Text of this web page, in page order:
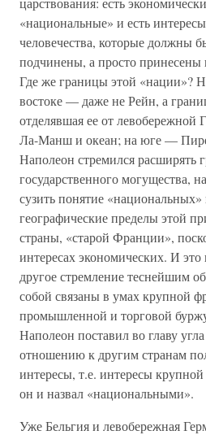
«национальные» и есть
человечества, которые должны
подчинены, а просто
Где же границы этой «нации»?
востоке — даже не Рейн, а
отделявшая ее от
Ла-Манш и океан; на юге —
Наполеон стремился расширять
государственного могущества,
сузить понятие
географические пределы этой
страны, «старой Франции»,
интересах экономических. И
другое стремление теснейшим
собой связаны в умах крупной
промышленной и торговой
Наполеон поставил во главу
отношению к другим странам
интересы, т.е. интересы
он и назвал «национальными».
Уже Бельгия и левобережная